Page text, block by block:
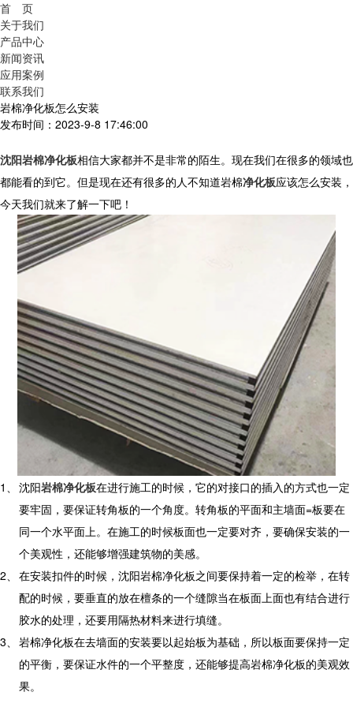
首 页
关于我们
产品中心
新闻资讯
应用案例
联系我们
岩棉净化板怎么安装
发布时间：2023-9-8 17:46:00
沈阳岩棉净化板相信大家都并不是非常的陌生。现在我们在很多的领域也
都能看的到它。但是现在还有很多的人不知道岩棉净化板应该怎么安装，
今天我们就来了解一下吧！
1、 沈阳岩棉净化板在进行施工的时候，它的对接口的插入的方式也一定
要牢固，要保证转角板的一个角度。转角板的平面和主墙面=板要在
同一个水平面上。在施工的时候板面也一定要对齐，要确保安装的一
个美观性，还能够增强建筑物的美感。
2、 在安装扣件的时候，沈阳岩棉净化板之间要保持着一定的检举，在转
配的时候，要垂直的放在檀条的一个缝隙当在板面上面也有结合进行
胶水的处理，还要用隔热材料来进行填缝。
3、 岩棉净化板在去墙面的安装要以起始板为基础，所以板面要保持一定
的平衡，要保证水件的一个平整度，还能够提高岩棉净化板的美观效
果。